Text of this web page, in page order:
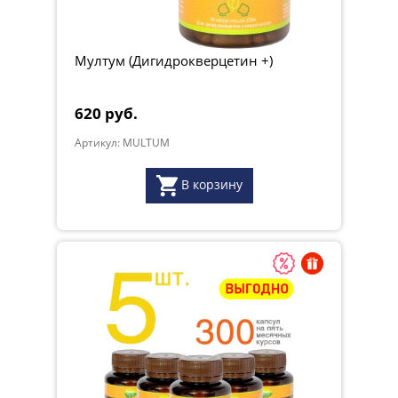
взрослым и детям старше 12 лет - по 1 капсуле
Условия хранения
детей месте при температуре не выше 25 С и
относительной влажности не более 75%
Не является лекарственным средством. Перед
применением рекомендуется проконсультироваться с
Произведено в РоссииООО «Смарт.ру;Торговая марка
Полная информация о МУЛТУМ на сайте Грант
www.grantnatur.ru
Примечание:Сибирская лиственница,
которая используется для производства
Мултум (Дигидрокверцетин +)
620 руб.
Артикул: MULTUM
В корзину